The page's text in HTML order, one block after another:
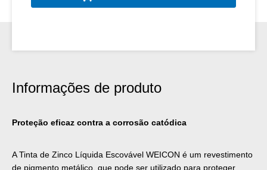
Informações de produto
Proteção eficaz contra a corrosão catódica
A Tinta de Zinco Líquida Escovável WEICON é um revestimento
de pigmento metálico, que pode ser utilizado para proteger